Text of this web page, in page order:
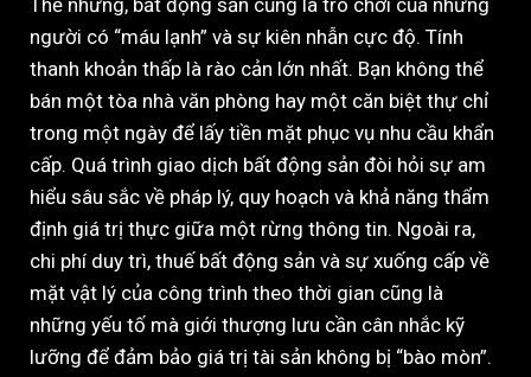
Thế nhưng, bất động sản cũng là trò chơi của những
người có “máu lạnh” và sự kiên nhẫn cực độ. Tính
thanh khoản thấp là rào cản lớn nhất. Bạn không thể
bán một tòa nhà văn phòng hay một căn biệt thự chỉ
trong một ngày để lấy tiền mặt phục vụ nhu cầu khẩn
cấp. Quá trình giao dịch bất động sản đòi hỏi sự am
hiểu sâu sắc về pháp lý, quy hoạch và khả năng thẩm
định giá trị thực giữa một rừng thông tin. Ngoài ra,
chi phí duy trì, thuế bất động sản và sự xuống cấp về
mặt vật lý của công trình theo thời gian cũng là
những yếu tố mà giới thượng lưu cần cân nhắc kỹ
lưỡng để đảm bảo giá trị tài sản không bị “bào mòn”.